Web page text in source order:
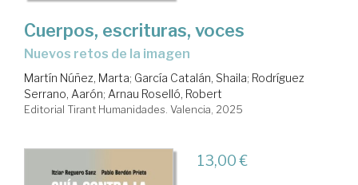
Cuerpos, escrituras, voces
Nuevos retos de la imagen
Martín Núñez, Marta; García Catalán, Shaila; Rodríguez
Serrano, Aarón; Arnau Roselló, Robert
Editorial Tirant Humanidades. Valencia, 2025
13,00 €